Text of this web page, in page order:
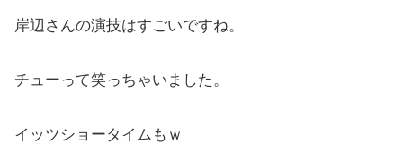
岸辺さんの演技はすごいですね。
チューって笑っちゃいました。
イッツショータイムもｗ